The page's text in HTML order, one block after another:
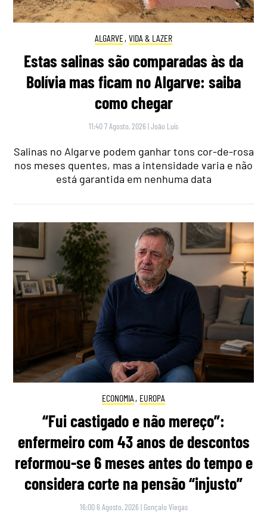
ALGARVE, VIDA & LAZER
Estas salinas são comparadas às da
Bolívia mas ficam no Algarve: saiba
como chegar
11:40 7 Agosto, 2026 |João Luís
Salinas no Algarve podem ganhar tons cor-de-rosa
nos meses quentes, mas a intensidade varia e não
está garantida em nenhuma data
ECONOMIA , EUROPA
“Fui castigado e não mereço”:
enfermeiro com 43 anos de descontos
reformou-se 6 meses antes do tempo e
considera corte na pensão “injusto”
16:00 6 Agosto, 2026 | Gonçalo Viegas